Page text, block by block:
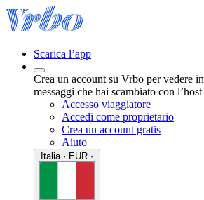
Scarica l’app
Crea un account su Vrbo per vedere
messaggi che hai scambiato con l’host
Accesso viaggiatore
Accedi come proprietario
Crea un account gratis
Aiuto